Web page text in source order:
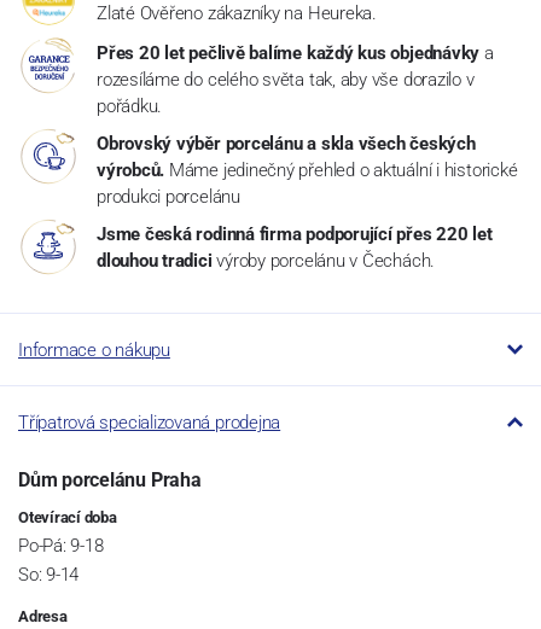
Zlaté Ověřeno zákazníky na Heureka.
Přes 20 let pečlivě balíme každý kus objednávky a
rozesíláme do celého světa tak, aby vše dorazilo v
pořádku.
Obrovský výběr porcelánu a skla všech českých
výrobců. Máme jedinečný přehled o aktuální i historické
produkci porcelánu
Jsme česká rodinná firma podporující přes 220 let
dlouhou tradici výroby porcelánu v Čechách.
Informace o nákupu
Třípatrová specializovaná prodejna
Dům porcelánu Praha
Otevírací doba
Po-Pá: 9-18
So: 9-14
Adresa